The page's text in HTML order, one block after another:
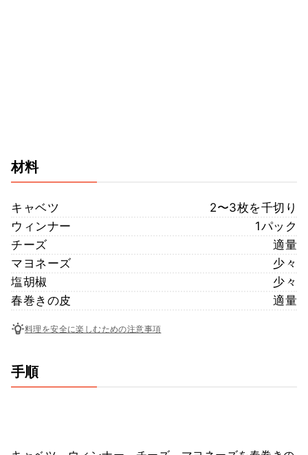
材料
キャベツ
2〜3枚を千切り
ウィンナー
1パック
チーズ
適量
マヨネーズ
少々
塩胡椒
少々
春巻きの皮
適量
料理を安全に楽しむための注意事項
手順